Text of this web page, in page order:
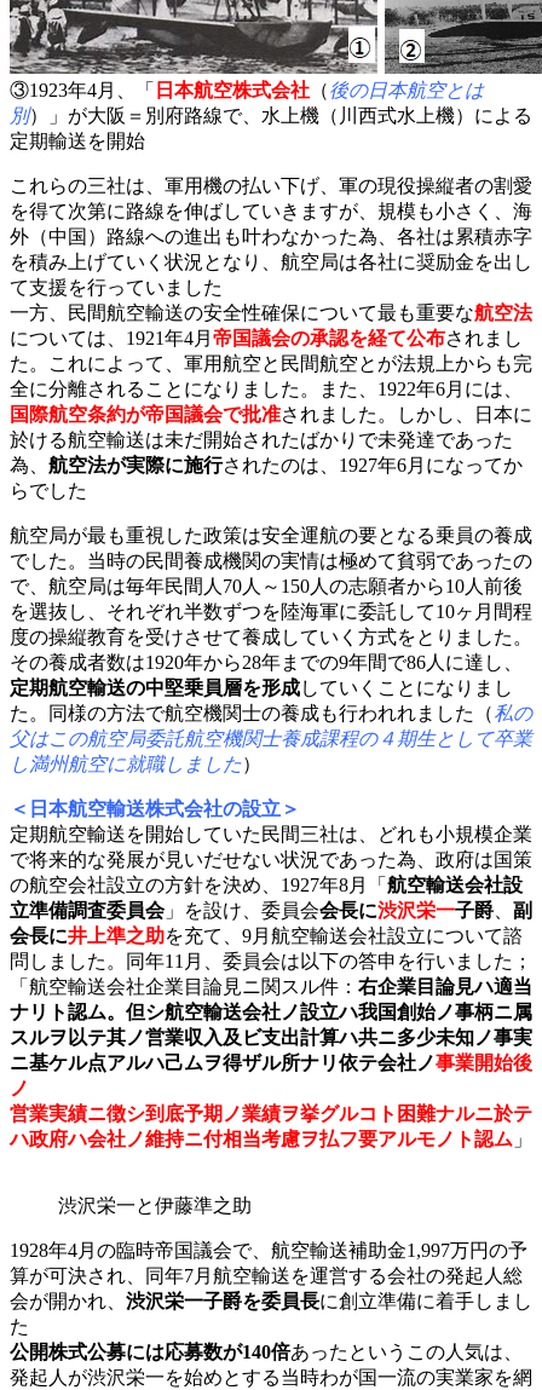
③1923年4月、「 日本航空株式会社 （後の日本航空とは
別）」が大阪＝別府路線で、水上機（川西式水上機）による
定期輸送を開始
これらの三社は、軍用機の払い下げ、軍の現役操縦者の割愛
を得て次第に路線を伸ばしていきますが、規模も小さく、海
外（中国）路線への進出も叶わなかった為、各社は累積赤字
を積み上げていく状況となり、航空局は各社に奨励金を出し
て支援を行っていました
一方、民間航空輸送の安全性確保について最も重要な航空法
については、1921年4月 帝国議会の承認を経て公布されまし
た。これによって、軍用航空と民間航空とが法規上からも完
全に分離されることになりました。また、1922年6月には、
国際航空条約が帝国議会で批准されました。しかし、日本に
於ける航空輸送は未だ開始されたばかりで未発達であった
為、 航空法が実際に施行されたのは、1927年6月になってか
らでした
航空局が最も重視した政策は安全運航の要となる乗員の養成
でした。当時の民間養成機関の実情は極めて貧弱であったの
で、航空局は毎年民間人70人～150人の志願者から10人前後
を選抜し、それぞれ半数ずつを陸海軍に委託して10ヶ月間程
度の操縦教育を受けさせて養成していく方式をとりました。
その養成者数は1920年から28年までの9年間で86人に達し、
定期航空輸送の中堅乗員層を形成していくことになりまし
た。同様の方法で航空機関士の養成も行われれました（私の
父はこの航空局委託航空機関士養成課程の４期生として卒業
し満州航空に就職しました）
＜日本航空輸送株式会社の設立＞
定期航空輸送を開始していた民間三社は、どれも小規模企業
で将来的な発展が見いだせない状況であった為、政府は国策
の航空会社設立の方針を決め、1927年8月「 航空輸送会社設
立準備調査委員会」を設け、委員会会長に渋沢栄一子爵
副
会長に井上準之助を充て、9月航空輸送会社設立について諮
問しました。同年11月、委員会は以下の答申を行いました；
「航空輸送会社企業目論見ニ関スル件： 右企業目論見ハ適当
ナリト認ム。但シ航空輸送会社ノ設立ハ我国創始ノ事柄ニ属
スルヲ以テ其ノ営業収入及ビ支出計算ハ共ニ多少未知ノ事実
ニ基ケル点アルハ己ムヲ得ザル所ナリ依テ会社ノ事業開始後
ノ
営業実績ニ徴シ到底予期ノ業績ヲ挙グルコト困難ナルニ於テ
ハ政府ハ会社ノ維持ニ付相当考慮ヲ払フ要アルモノト認ム 」
渋沢栄一と伊藤準之助
1928年4月の臨時帝国議会で、航空輸送補助金1,997万円の予
算が可決され、同年7月航空輸送を運営する会社の発起人総
会が開かれ、 渋沢栄一子爵を委員長に創立準備に着手しまし
た
公開株式公募には応募数が140倍あったというこの人気は、
発起人が渋沢栄一を始めとする当時わが国一流の実業家を網